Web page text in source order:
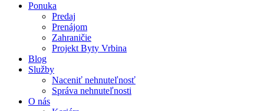
Ponuka
Predaj
Prenájom
Zahraničie
Projekt Byty Vrbina
Blog
Služby
Naceniť nehnuteľnosť
Správa nehnuteľnosti
O nás